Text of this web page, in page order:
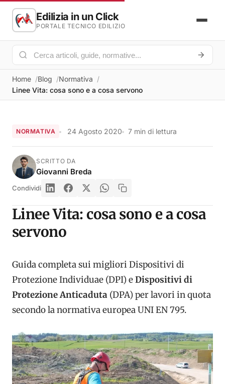
Edilizia in un Click
PORTALE TECNICO EDILIZIO
Home Blog
Normativa
Linee Vita: cosa sono e a cosa servono
NORMATIVA 24 Agosto 2020 7 min di lettura
SCRITTO DA
Giovanni Breda
Condividi
Linee Vita: cosa sono e a cosa
servono
Guida completa sui migliori Dispositivi di
Protezione Individuae (DPI) eDispositivi di
Protezione Anticaduta (DPA) per lavori in quota
secondo la normativa europea UNI EN 795.